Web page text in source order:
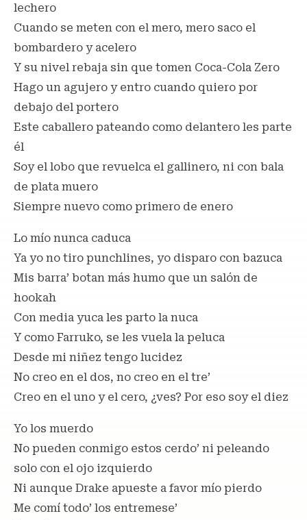
lechero
Cuando se meten con el mero, mero saco el
bombardero y acelero
Y su nivel rebaja sin que tomen Coca-Cola Zero
Hago un agujero y entro cuando quiero por
debajo del portero
Este caballero pateando como delantero les parte
él
Soy el lobo que revuelca el gallinero, ni con bala
de plata muero
Siempre nuevo como primero de enero
Lo mío nunca caduca
Ya yo no tiro punchlines, yo disparo con bazuca
Mis barra’ botan más humo que un salón de
hookah
Con media yuca les parto la nuca
Y como Farruko, se les vuela la peluca
Desde mi niñez tengo lucidez
No creo en el dos, no creo en el tre’
Creo en el uno y el cero, ¿ves? Por eso soy el diez
Yo los muerdo
No pueden conmigo estos cerdo’ ni peleando
solo con el ojo izquierdo
Ni aunque Drake apueste a favor mío pierdo
Me comí todo’ los entremese’